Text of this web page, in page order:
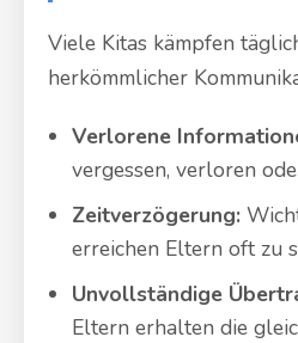
Viele Kitas kämpfen
herkömmlicher
Verlorene
vergessen, verloren
Zeitverzögerung:
erreichen Eltern oft zu
Unvollständige
Eltern erhalten die